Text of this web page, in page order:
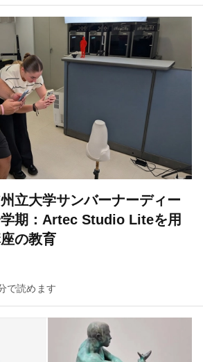
立大学サンバーナーディー
学期：Artec Studio Liteを用
の教育
で読めます